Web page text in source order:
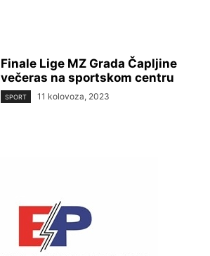
Finale Lige MZ Grada Čapljine
večeras na sportskom centru
SPORT 11 kolovoza, 2023